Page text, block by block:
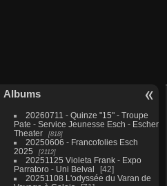
Albums
20260711 - Quinze "15" - Troupe
Pate - Service Jeunesse Esch - Escher
Theater
818
20250606 - Francofolies Esch
2025
2112
20251125 Violeta Frank - Expo
Parratoro - Uni Belval
42
20251108 L'odyssée du Varan de